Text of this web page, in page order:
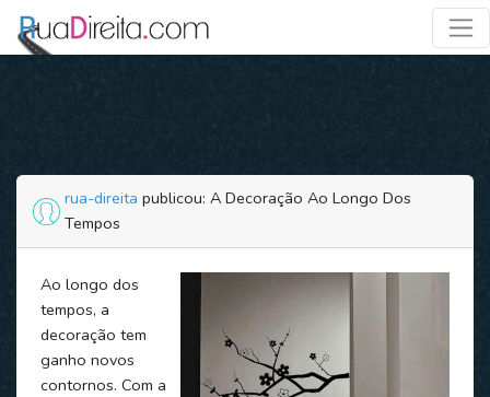
rua-direita publicou: A Decoração Ao Longo Dos
Tempos
Ao longo dos
tempos, a
decoração tem
ganho novos
contornos. Com a